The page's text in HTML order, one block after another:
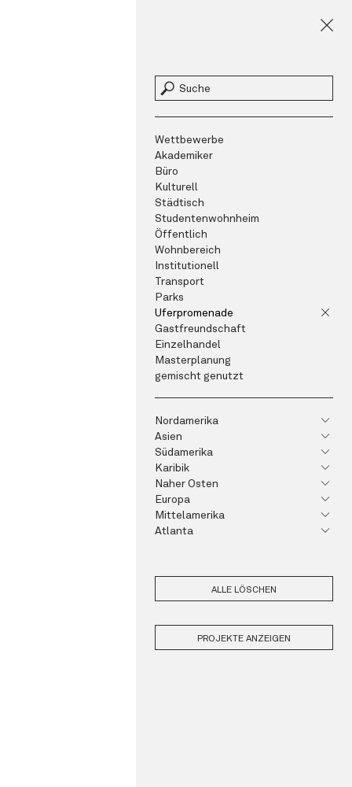
Wettbewerbe
Akademiker
Büro
Kulturell
Städtisch
Studentenwohnheim
Öffentlich
Wohnbereich
Institutionell
Transport
Parks
Uferpromenade
Gastfreundschaft
Einzelhandel
Masterplanung
gemischt genutzt
Nordamerika
Asien
Südamerika
Karibik
Naher Osten
Europa
Mittelamerika
Atlanta
ALLE LÖSCHEN
PROJEKTE ANZEIGEN